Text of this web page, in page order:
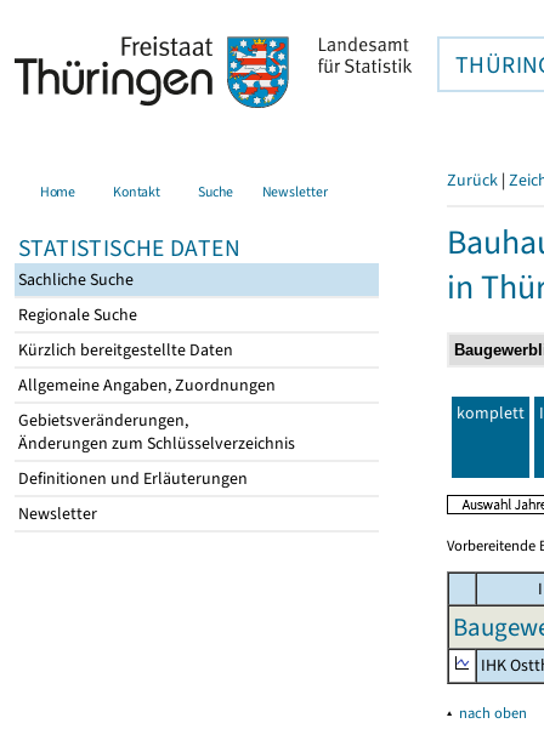
Home Kontakt Suche Newsletter
STATISTISCHE DATEN
Sachliche Suche
Regionale Suche
Kürzlich bereitgestellte Daten
Allgemeine Angaben, Zuordnungen
Gebietsveränderungen,
Änderungen zum Schlüsselverzeichnis
Definitionen und Erläuterungen
Newsletter
Zurück |
in
komplett
Vorbereitende
IHK
▴ nach oben